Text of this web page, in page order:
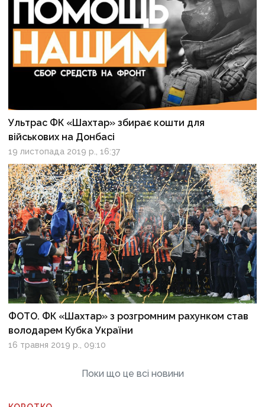
Ультрас ФК «Шахтар» збирає кошти для
військових на Донбасі
19 листопада 2019 р., 16:37
ФОТО. ФК «Шахтар» з розгромним рахунком став
володарем Кубка України
16 травня 2019 р., 09:10
Поки що це всі новини